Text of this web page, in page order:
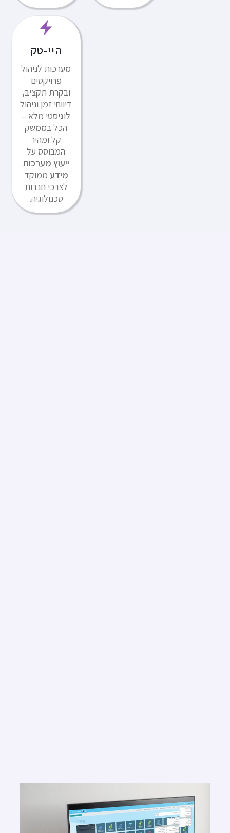
היי-טק
מערכות לניהול
פרויקטים
ובקרת תקציב,
דיווחי זמן וניהול
לוגיסטי מלא –
הכל בממשק
קל ומהיר
המבוסס על
ייעוץ מערכות
מידע ממוקד
לצרכי חברות
טכנולוגיה.